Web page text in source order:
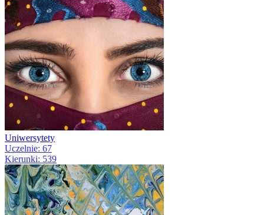
Uniwersytety
Uczelnie: 67
Kierunki: 539